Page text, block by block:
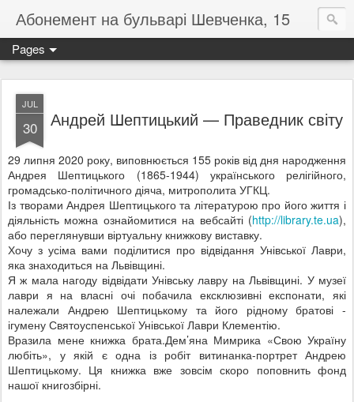
Абонемент на бульварі Шевченка, 15
Pages
JUL
30 Андрей Шептицький — Праведник світу
29 липня 2020 року, виповнюється 155 років від дня народження
Андрея Шептицького (1865-1944) українського релігійного,
громадсько-політичного діяча, митрополита УГКЦ.
Із творами Андрея Шептицького та літературою про його життя і
діяльність можна ознайомитися на вебсайті (http://library.te.ua),
або переглянувши віртуальну книжкову виставку.
Хочу з усіма вами поділитися про відвідання Унівської Лаври,
яка знаходиться на Львівщині.
Я ж мала нагоду відвідати Унівську лавру на Львівщині. У музеї
лаври я на власні очі побачила ексклюзивні експонати, які
належали Андрею Шептицькому та його рідному братові -
ігумену Святоуспенської Унівської Лаври Клементію.
Вразила мене книжка брата.Дем’яна Мимрика «Свою Україну
любіть», у якій є одна із робіт витинанка-портрет Андрею
Шептицькому. Ця книжка вже зовсім скоро поповнить фонд
нашої книгозбірні.